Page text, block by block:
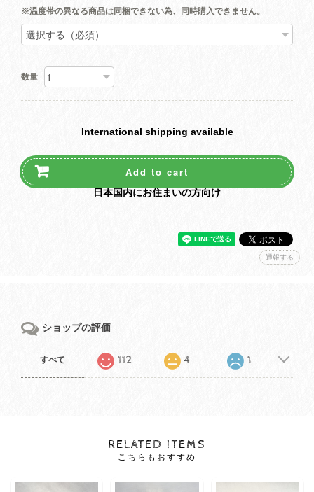
※温度帯の異なる商品は同梱できない為、同時購入できません。
数量
International shipping available
Add to cart
日本国内にお住まいの方向け
通報する
ショップの評価
すべて 112 4 1
RELATED ITEMS
こちらもおすすめ